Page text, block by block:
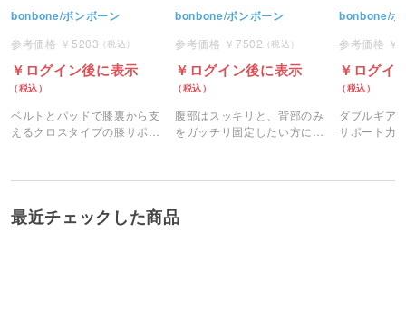
bonbone/ボンボーン
5203
ログイン後に表示
ベルトとパッドで膝裏から支
えるクロスタイプの膝サポー
bonbone/ボンボーン
7502
ログイン後に表示
腹部はスッキリと、背部のみ
をガッチリ固定したい方にお
bonbone/ボ
ログイ
ダブルギア
サポート力
最近チェックした商品